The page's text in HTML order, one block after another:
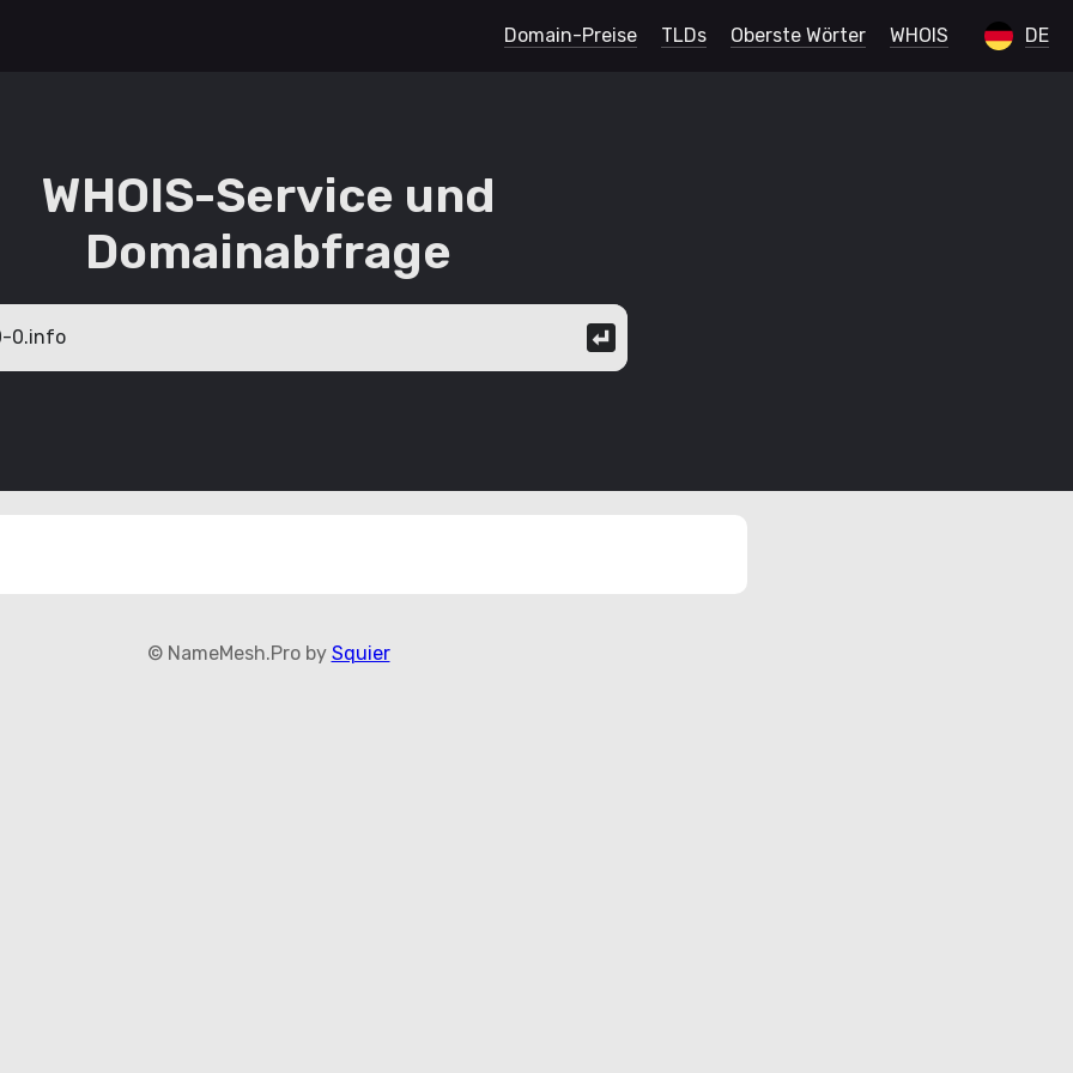
DE
Domain-Preise TLDs Oberste Wörter WHOIS
WHOIS-Service und
Domainabfrage
© NameMesh.Pro by Squier